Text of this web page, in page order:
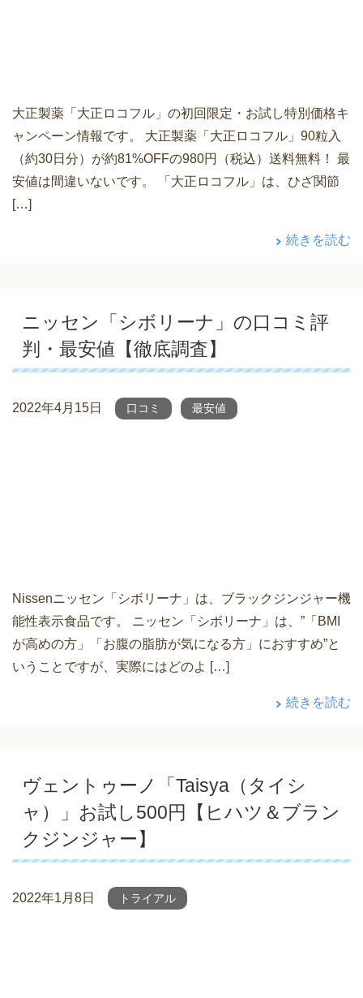
大正製薬「大正ロコフル」の初回限定・お試し特別価格キ
ャンペーン情報です。 大正製薬「大正ロコフル」90粒入
（約30日分）が約81%OFFの980円（税込）送料無料！ 最
安値は間違いないです。 「大正ロコフル」は、ひざ関節
[…]
続きを読む
ニッセン「シボリーナ」の口コミ評
判・最安値【徹底調査】
2022年4月15日 口コミ 最安値
Nissenニッセン「シボリーナ」は、ブラックジンジャー機
能性表示食品です。 ニッセン「シボリーナ」は、”「BMI
が高めの方」「お腹の脂肪が気になる方」におすすめ”と
いうことですが、実際にはどのよ […]
続きを読む
ヴェントゥーノ「Taisya（タイシ
ャ）」お試し500円【ヒハツ＆ブラン
クジンジャー】
2022年1月8日 トライアル